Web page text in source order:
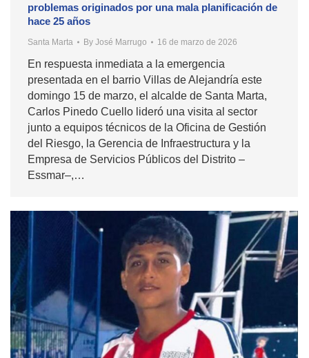
problemas originados por una mala planificación de
hace 25 años
Santa Marta By José Marrugo 16 de marzo de 2026
En respuesta inmediata a la emergencia
presentada en el barrio Villas de Alejandría este
domingo 15 de marzo, el alcalde de Santa Marta,
Carlos Pinedo Cuello lideró una visita al sector
junto a equipos técnicos de la Oficina de Gestión
del Riesgo, la Gerencia de Infraestructura y la
Empresa de Servicios Públicos del Distrito –
Essmar–,…